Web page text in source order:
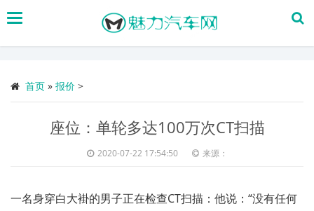
搜
首页 » 报价 >
座位：单轮多达100万次CT扫描
2020-07-22 17:54:50 来源：
一名身穿白大褂的男子正在检查CT扫描：他说：“没有任何